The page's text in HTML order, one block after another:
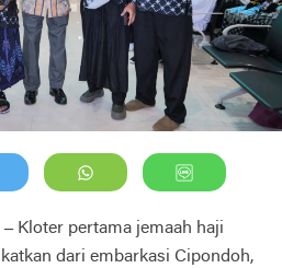
– Kloter pertama jemaah haji
dari embarkasi Cipondoh,